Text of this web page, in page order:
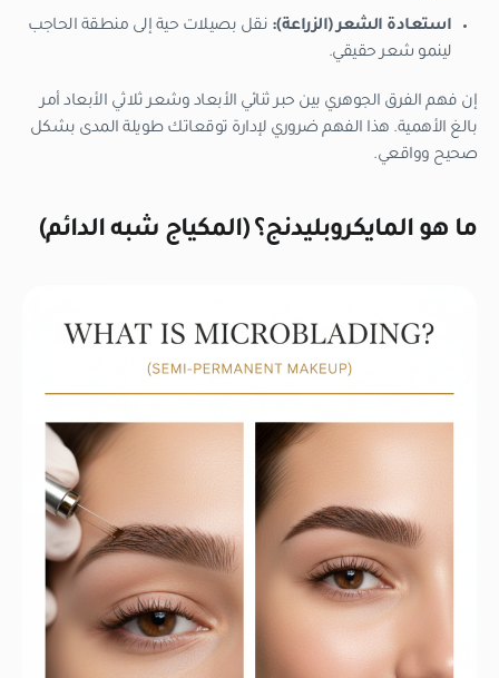
استعادة الشعر (الزراعة): نقل بصيلات حية إلى منطقة الحاجب
لينمو شعر حقيقي.
إن فهم الفرق الجوهري بين حبر ثنائي الأبعاد وشعر ثلاثي الأبعاد أمر
بالغ الأهمية. هذا الفهم ضروري لإدارة توقعاتك طويلة المدى بشكل
صحيح وواقعي.
ما هو المايكروبليدنج؟ (المكياج شبه الدائم)